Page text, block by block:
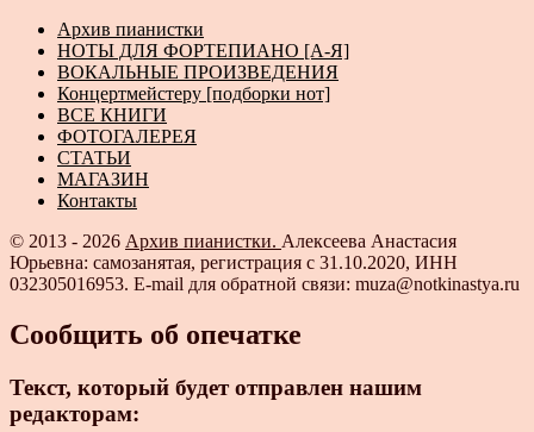
Архив пианистки
НОТЫ ДЛЯ ФОРТЕПИАНО [А-Я]
ВОКАЛЬНЫЕ ПРОИЗВЕДЕНИЯ
Концертмейстеру [подборки нот]
ВСЕ КНИГИ
ФОТОГАЛЕРЕЯ
СТАТЬИ
МАГАЗИН
Контакты
© 2013 - 2026 Архив пианистки. Алексеева Анастасия
Юрьевна: самозанятая, регистрация с 31.10.2020, ИНН
032305016953. E-mail для обратной связи: muza@notkinastya.ru
Сообщить об опечатке
Текст, который будет отправлен нашим
редакторам: